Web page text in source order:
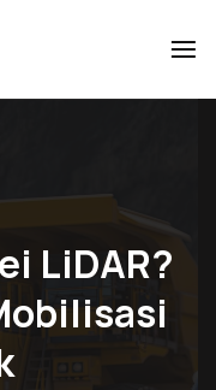
LiDAR?